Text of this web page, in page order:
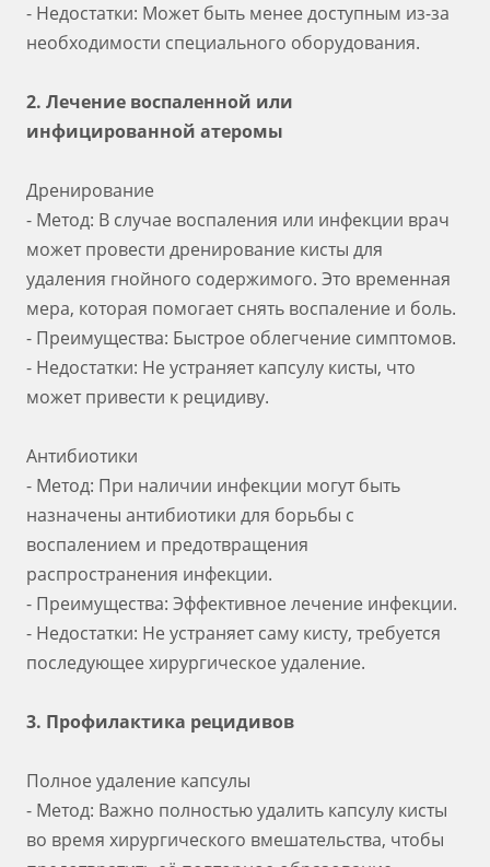
- Недостатки: Может быть менее доступным из-за
необходимости специального оборудования.
2. Лечение воспаленной или
инфицированной атеромы
Дренирование
- Метод: В случае воспаления или инфекции врач
может провести дренирование кисты для
удаления гнойного содержимого. Это временная
мера, которая помогает снять воспаление и боль.
- Преимущества: Быстрое облегчение симптомов.
- Недостатки: Не устраняет капсулу кисты, что
может привести к рецидиву.
Антибиотики
- Метод: При наличии инфекции могут быть
назначены антибиотики для борьбы с
воспалением и предотвращения
распространения инфекции.
- Преимущества: Эффективное лечение инфекции.
- Недостатки: Не устраняет саму кисту, требуется
последующее хирургическое удаление.
3. Профилактика рецидивов
Полное удаление капсулы
- Метод: Важно полностью удалить капсулу кисты
во время хирургического вмешательства, чтобы